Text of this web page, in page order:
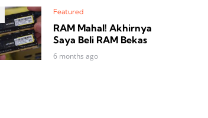
Featured
RAM Mahal! Akhirnya
Saya Beli RAM Bekas
6 months ago